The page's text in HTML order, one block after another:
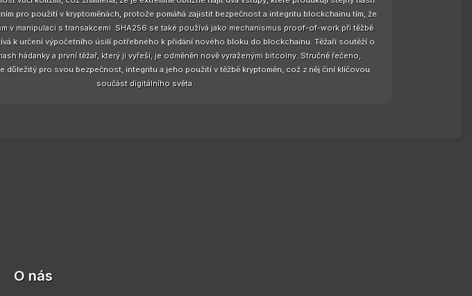
pro použití v kryptoměnách, protože pomáhá zajistit bezpečnost a integritu blockchainu tím, že
v manipulaci s transakcemi. SHA256 se také používá jako mechanismus proof-of-work při těžbě
k určení výpočetního úsilí potřebného k přidání nového bloku do blockchainu. Těžaři soutěží o
hádanky a první těžař, který ji vyřeší, je odměněn nově vyraženými bitcoiny. Stručně řečeno,
důležitý pro svou bezpečnost, integritu a jeho použití v těžbě kryptoměn, což z něj činí klíčovou
součást digitálního světa.
O nás